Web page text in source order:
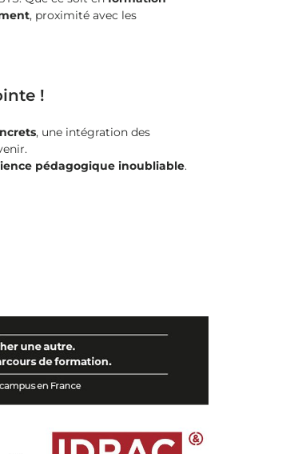
, proximité avec les
!
, une intégration des
pédagogique inoubliable.